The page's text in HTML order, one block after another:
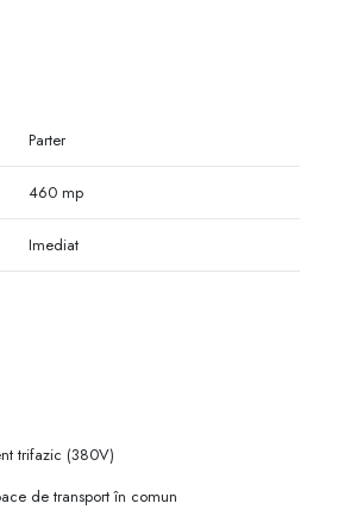
Parter
460 mp
Imediat
trifazic (380V)
de transport în comun